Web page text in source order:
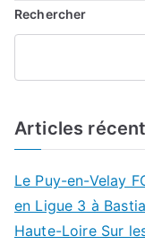
l’article
Rechercher
Articles
Le Puy-en-Velay
en Ligue 3 à
Haute-Loire Sur